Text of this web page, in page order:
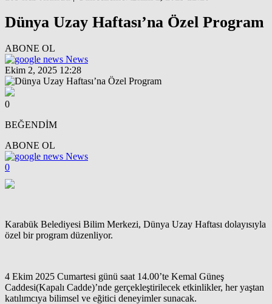
Dünya Uzay Haftası’na Özel Program
ABONE OL
News
Ekim 2, 2025 12:28
0
BEĞENDİM
ABONE OL
News
0
Karabük Belediyesi Bilim Merkezi, Dünya Uzay Haftası dolayısıyla
özel bir program düzenliyor.
4 Ekim 2025 Cumartesi günü saat 14.00’te Kemal Güneş
Caddesi(Kapalı Cadde)’nde gerçekleştirilecek etkinlikler, her yaştan
katılımcıya bilimsel ve eğitici deneyimler sunacak.